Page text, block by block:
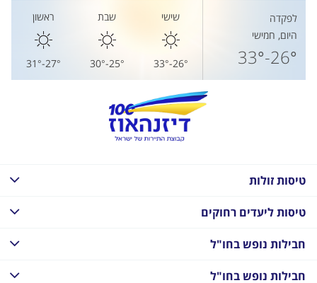
לפקדה
היום, חמישי
26°-33°
שישי
26°-33°
שבת
25°-30°
ראשון
27°-31°
טיסות זולות
טיסות ליעדים רחוקים
חבילות נופש בחו"ל
חבילות נופש בחו"ל